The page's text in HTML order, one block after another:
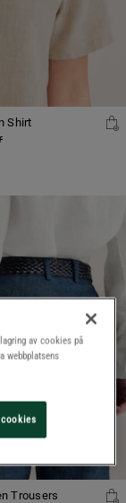
Shirt
Trousers
av cookies på
webbplatsens